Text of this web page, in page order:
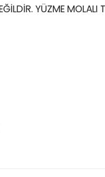
YÜZME MOLALI